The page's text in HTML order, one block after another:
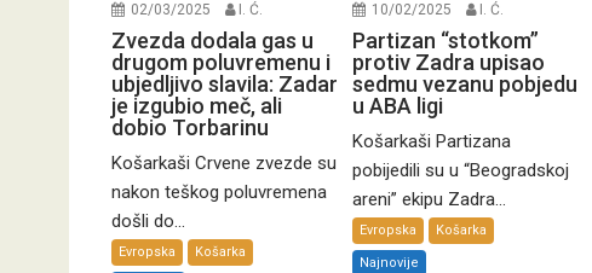
02/03/2025 I. Ć.
Zvezda dodala gas u
drugom poluvremenu i
ubjedljivo slavila: Zadar
je izgubio meč, ali
dobio Torbarinu
Košarkaši Crvene zvezde su
nakon teškog poluvremena
došli do...
Evropska Košarka
10/02/2025 I. Ć.
Partizan “stotkom”
protiv Zadra upisao
sedmu vezanu pobjedu
u ABA ligi
Košarkaši Partizana
pobijedili su u “Beogradskoj
areni” ekipu Zadra...
Evropska Košarka
Najnovije